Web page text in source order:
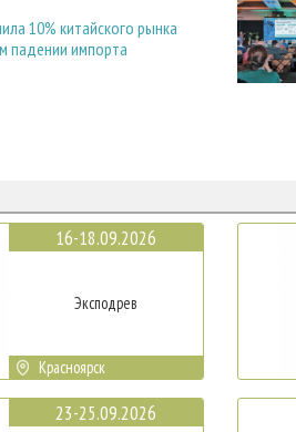
10% китайского рынка
падении импорта
16-18.09.2026
Эксподрев
Красноярск
23-25.09.2026